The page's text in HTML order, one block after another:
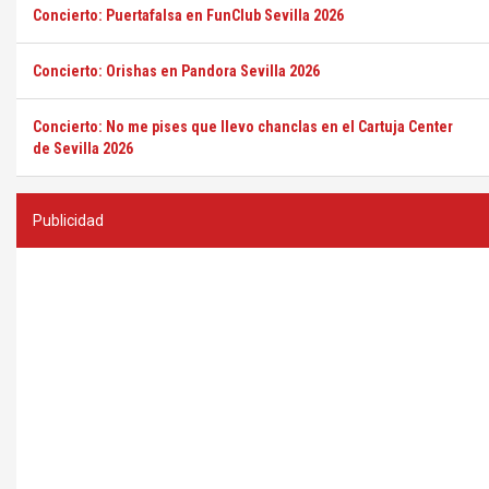
Concierto: Puertafalsa en FunClub Sevilla 2026
Concierto: Orishas en Pandora Sevilla 2026
Concierto: No me pises que llevo chanclas en el Cartuja Center
de Sevilla 2026
Publicidad